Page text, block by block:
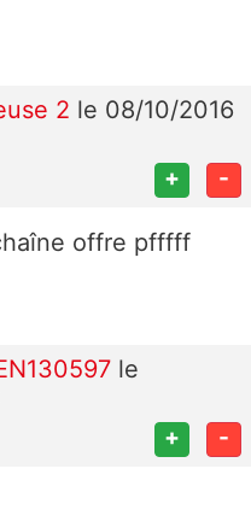
2 le 08/10/2016
+ -
offre pfffff
le
+ -